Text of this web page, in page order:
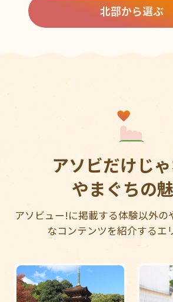
北部から選ぶ
アソビだけじ
やまぐちの
アソビュー!に掲載する体験以外の
なコンテンツを紹介するエ